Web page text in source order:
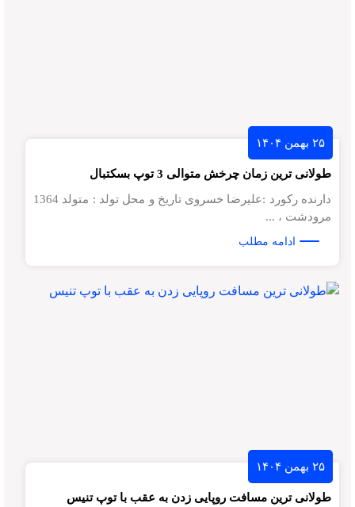
۲۵ بهمن ۱۴۰۴
طولانی ترین زمان چرخش متوالی 3 توپ بسکتبال
دارنده رکورد :علیرضا خسروی تاریخ و محل تولد : متولد 1364
مرودشت ، ...
ادامه مطلب
۲۵ بهمن ۱۴۰۴
طولانی ترین مسافت روپایی زدن به عقب با توپ تنیس